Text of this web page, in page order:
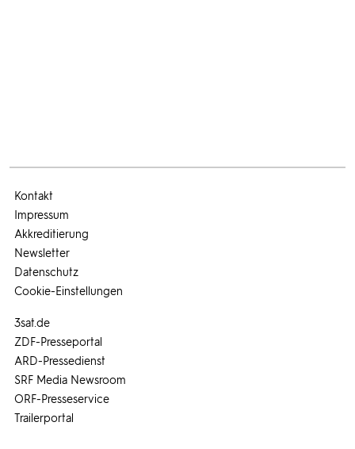
3sat.de
ZDF-Presseportal
ARD-Pressedienst
SRF Media Newsroom
ORF-Presseservice
Trailerportal
Kontakt
Impressum
Akkreditierung
Newsletter
Datenschutz
Cookie-Einstellungen